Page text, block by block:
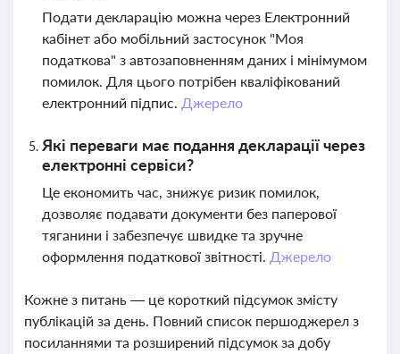
Подати декларацію можна через Електронний
кабінет або мобільний застосунок "Моя
податкова" з автозаповненням даних і мінімумом
помилок. Для цього потрібен кваліфікований
електронний підпис. Джерело
Які переваги має подання декларації через
електронні сервіси?
Це економить час, знижує ризик помилок,
дозволяє подавати документи без паперової
тяганини і забезпечує швидке та зручне
оформлення податкової звітності. Джерело
Кожне з питань — це короткий підсумок змісту
публікацій за день. Повний список першоджерел з
посиланнями та розширений підсумок за добу